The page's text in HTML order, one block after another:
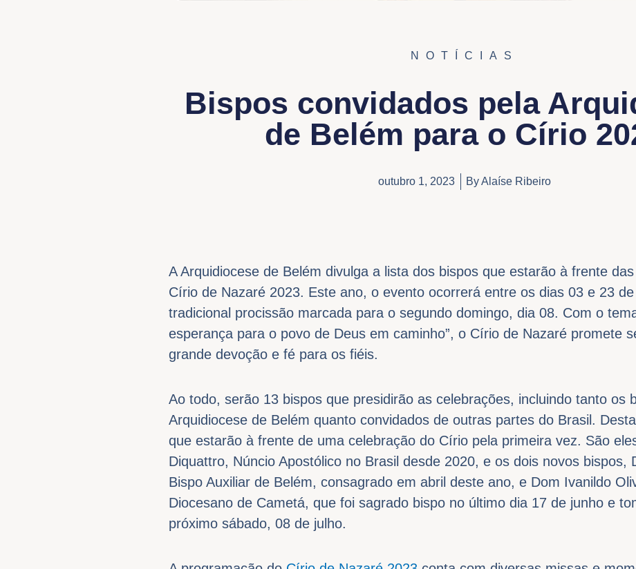
NOTÍCIAS
Bispos convidados pela
de Belém para o Círio
outubro 1, 2023 ByAlaíse Ribeiro
A Arquidiocese de Belém divulga a lista dos bispos que estarão à frente
Círio de Nazaré 2023. Este ano, o evento ocorrerá entre os dias 03 e 23
tradicional procissão marcada para o segundo domingo, dia 08. Com o
esperança para o povo de Deus em caminho”, o Círio de Nazaré promete
grande devoção e fé para os fiéis.
Ao todo, serão 13 bispos que presidirão as celebrações, incluindo tanto os
Arquidiocese de Belém quanto convidados de outras partes do Brasil.
que estarão à frente de uma celebração do Círio pela primeira vez. São
Diquattro, Núncio Apostólico no Brasil desde 2020, e os dois novos bispos,
Bispo Auxiliar de Belém, consagrado em abril deste ano, e Dom Ivanildo
Diocesano de Cametá, que foi sagrado bispo no último dia 17 de junho e
próximo sábado, 08 de julho.